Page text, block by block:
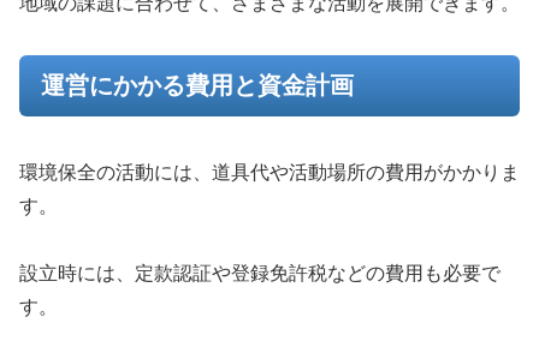
運営にかかる費用と資金計画
環境保全の活動には、道具代や活動場所の費用がかかりま
す。
設立時には、定款認証や登録免許税などの費用も必要で
す。